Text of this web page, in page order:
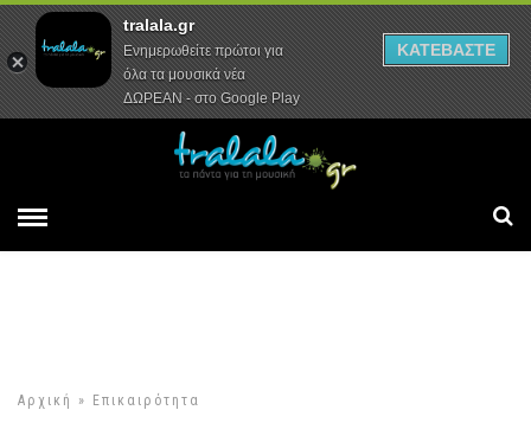
Αρχική Συνεντεύξεις Ρεπορτάζ
Αρχική » Επικαιρότητα
τελικό της Eurovision 2015!
tralala.gr
Ενημερωθείτε πρώτοι για
όλα τα μουσικά νέα
ΔΩΡΕΑΝ - στο Google Play
ΚΑΤΕΒΑΣΤΕ